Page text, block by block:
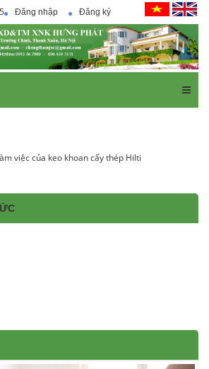
Đăng nhập Đăng ký
việc của keo khoan cấy thép Hilti